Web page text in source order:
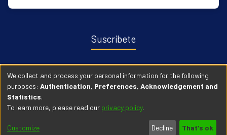
Suscríbete
Recibe notificaciones sobre nuevas publicaciones y eventos
relacionados con el repositorio. ingresa Aqui →
We collect and process your personal information for the following
purposes: Authentication, Preferences, Acknowledgement and
Statistics.
To learn more, please read our privacy policy.
Customize Decline That's ok